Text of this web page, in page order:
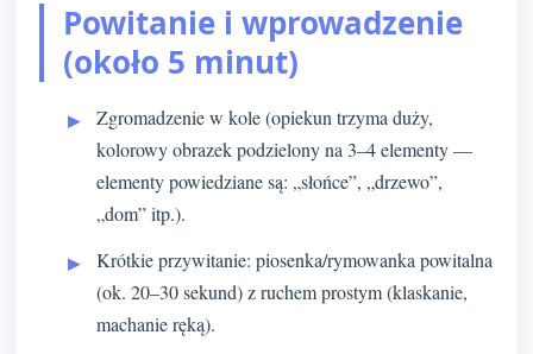
Powitanie i wprowadzenie
(około 5 minut)
Zgromadzenie w kole (opiekun trzyma duży,
kolorowy obrazek podzielony na 3–4 elementy —
elementy powiedziane są: „słońce”, „drzewo”,
„dom” itp.).
Krótkie przywitanie: piosenka/rymowanka powitalna
(ok. 20–30 sekund) z ruchem prostym (klaskanie,
machanie ręką).